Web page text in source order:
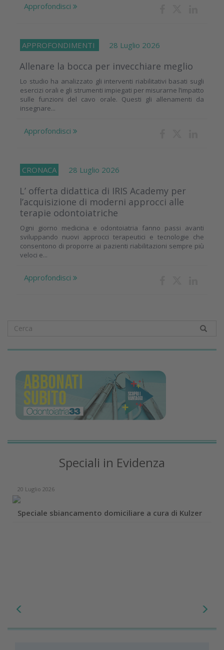
Approfondisci
APPROFONDIMENTI 28 Luglio 2026
Allenare la bocca per invecchiare meglio
Lo studio ha analizzato gli interventi riabilitativi basati sugli
esercizi orali e gli strumenti impiegati per misurarne l’impatto
sulle funzioni del cavo orale. Questi gli allenamenti da
insegnare...
Approfondisci
CRONACA 28 Luglio 2026
L’ offerta didattica di IRIS Academy per
l’acquisizione di moderni approcci alle
terapie odontoiatriche
Ogni giorno medicina e odontoiatria fanno passi avanti
sviluppando nuovi approcci terapeutici e tecnologie che
consentono di proporre ai pazienti riabilitazioni sempre più
veloci e...
Approfondisci
Speciali in Evidenza
20 Luglio 2026
Speciale sbiancamento domiciliare a cura di Kulzer